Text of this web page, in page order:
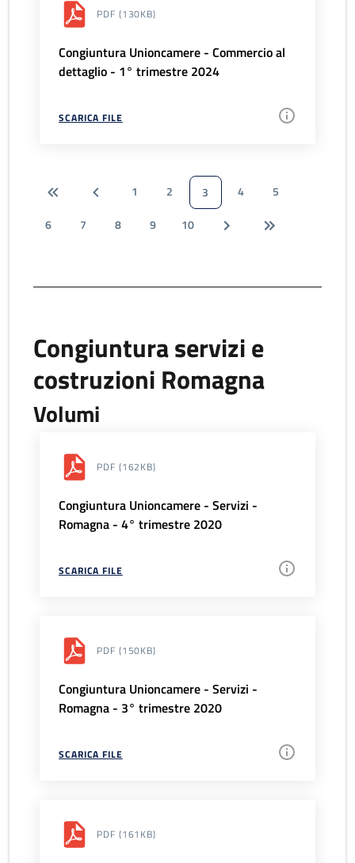
PDF (130KB)
Congiuntura Unioncamere - Commercio al
dettaglio - 1° trimestre 2024
SCARICA FILE
1 2 3 4
5
6
7 8 9 10
Congiuntura servizi e
costruzioni Romagna
Volumi
PDF (162KB)
Congiuntura Unioncamere - Servizi -
Romagna - 4° trimestre 2020
SCARICA FILE
PDF (150KB)
Congiuntura Unioncamere - Servizi -
Romagna - 3° trimestre 2020
SCARICA FILE
PDF (161KB)